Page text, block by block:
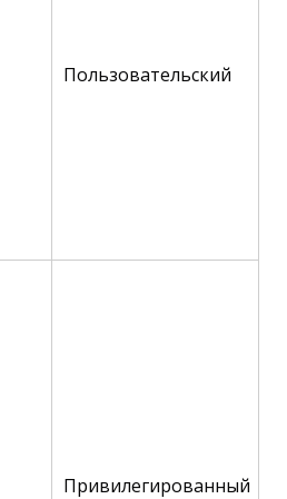
Пользовательский
Привилегированный